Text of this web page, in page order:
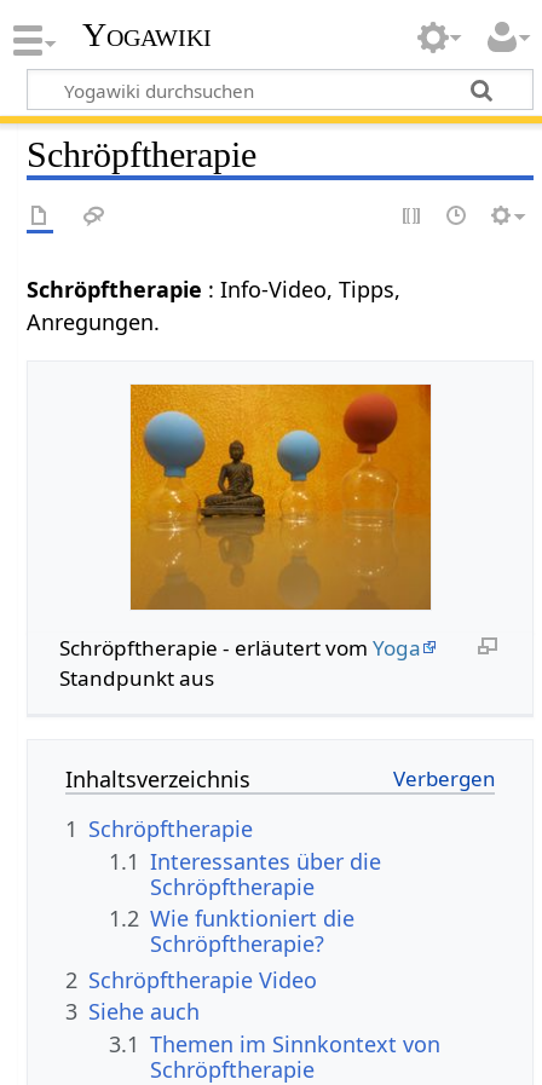
Yogawiki
Schröpftherapie
Schröpftherapie : Info-Video, Tipps,
Anregungen.
Schröpftherapie - erläutert vom Yoga
Standpunkt aus
Inhaltsverzeichnis
1 Schröpftherapie
1.1 Interessantes über die
Schröpftherapie
1.2 Wie funktioniert die
Schröpftherapie?
2 Schröpftherapie Video
3 Siehe auch
3.1 Themen im Sinnkontext von
Schröpftherapie